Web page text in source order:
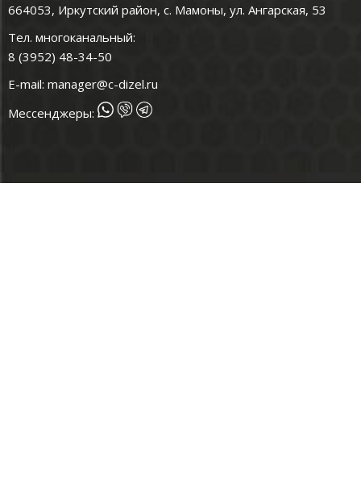
664053, Иркутский район, с. Мамоны, ул. Ангарская, 53
Тел. многоканальный:
8 (3952) 48-34-50
E-mail: manager@c-dizel.ru
Мессенджеры: